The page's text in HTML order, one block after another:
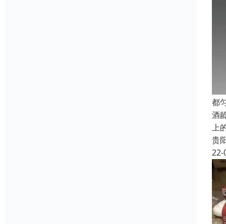
都
酒
上
贵
22-